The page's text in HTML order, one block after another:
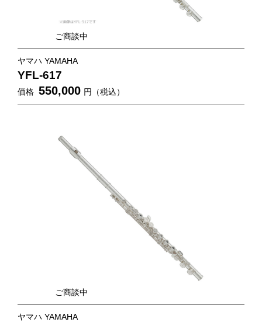
ご商談中
ヤマハ YAMAHA
YFL-617
価格 550,000 円（税込）
ご商談中
ヤマハ YAMAHA